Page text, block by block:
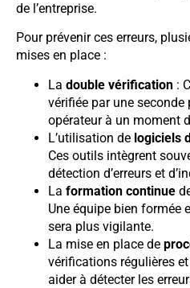
de l’entreprise.
Pour prévenir ces erreurs,
mises en place :
La double vérification :
vérifiée par une
opérateur à un moment
L’utilisation de logiciels
Ces outils intègrent
détection d’erreurs et
La formation continue
Une équipe bien formée
sera plus vigilante.
La mise en place de
vérifications régulières
aider à détecter les